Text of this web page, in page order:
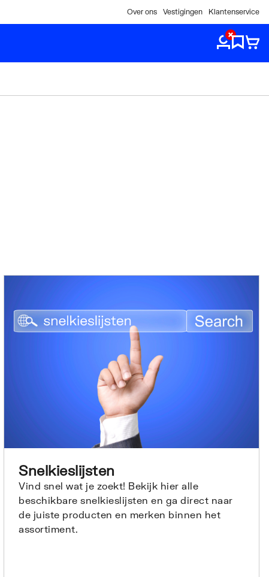
Over ons Vestigingen Klantenservice
Snelkieslijsten
Vind snel wat je zoekt! Bekijk hier alle
beschikbare snelkieslijsten en ga direct naar
de juiste producten en merken binnen het
assortiment.